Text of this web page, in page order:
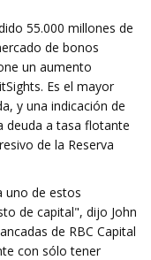
55.000 millones de
de bonos
un aumento
Es el mayor
y una indicación de
deuda a tasa flotante
de la Reserva
uno de estos
de capital", dijo John
de RBC Capital
con sólo tener